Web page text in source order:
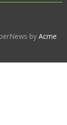
byAcme